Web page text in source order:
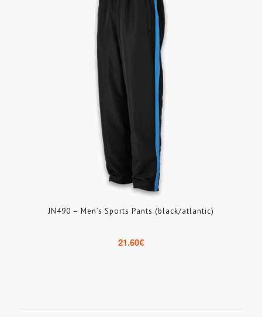
JN490 – Men’s Sports Pants (black/atlantic)
21.60€